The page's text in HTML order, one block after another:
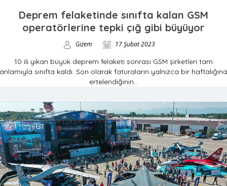
Deprem felaketinde sınıfta kalan GSM
operatörlerine tepki çığ gibi büyüyor
Gizem 17 Şubat 2023
10 ili yıkan büyük deprem felaketi sonrası GSM şirketleri tam
anlamıyla sınıfta kaldı. Son olarak faturaların yalnızca bir haftalığına
ertelendiğinin...